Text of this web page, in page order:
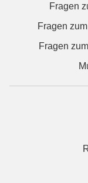
Fragen
Fragen
Fragen